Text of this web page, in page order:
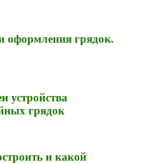
оформления грядок.
устройства
грядок
и какой